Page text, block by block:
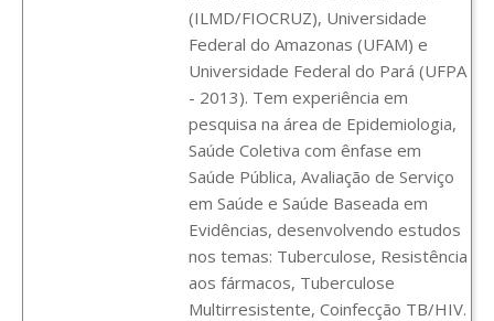
(ILMD/FIOCRUZ), Universidade
Federal do Amazonas (UFAM) e
Universidade Federal do Pará (UFPA
- 2013). Tem experiência em
pesquisa na área de Epidemiologia,
Saúde Coletiva com ênfase em
Saúde Pública, Avaliação de Serviço
em Saúde e Saúde Baseada em
Evidências, desenvolvendo estudos
nos temas: Tuberculose, Resistência
aos fármacos, Tuberculose
Multirresistente, Coinfecção TB/HIV.